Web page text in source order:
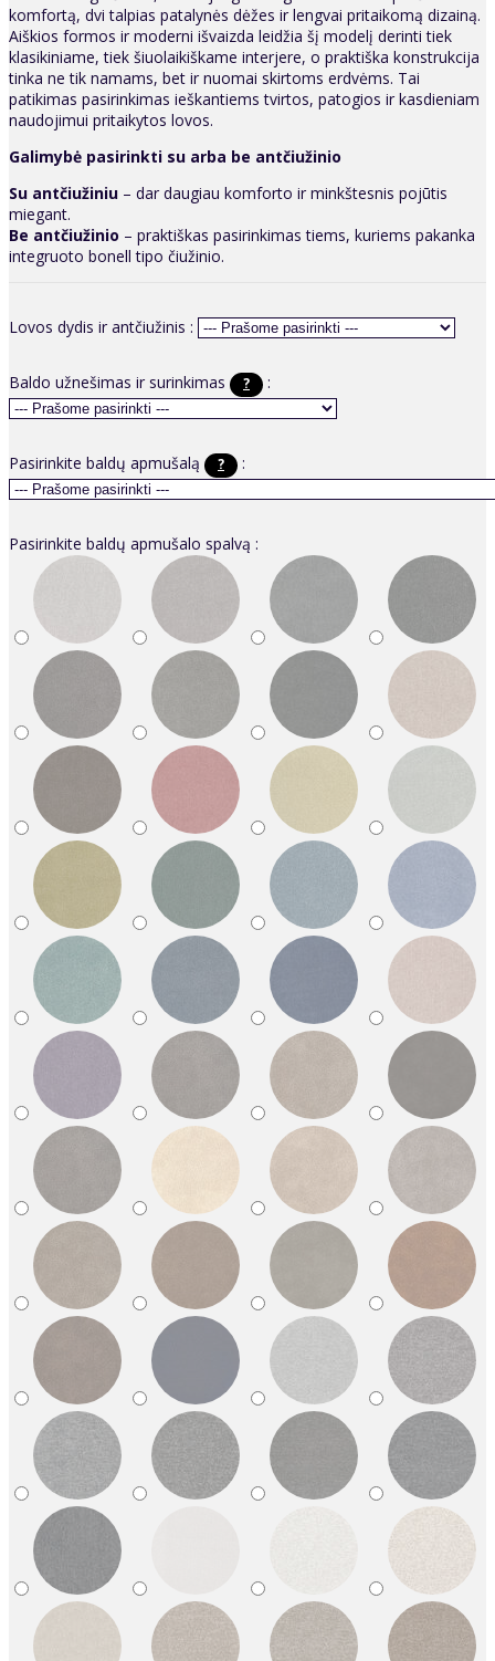
komfortą, dvi talpias patalynės dėžes ir lengvai pritaikomą dizainą.
Aiškios formos ir moderni išvaizda leidžia šį modelį derinti tiek
klasikiniame, tiek šiuolaikiškame interjere, o praktiška konstrukcija
tinka ne tik namams, bet ir nuomai skirtoms erdvėms. Tai
patikimas pasirinkimas ieškantiems tvirtos, patogios ir kasdieniam
naudojimui pritaikytos lovos.
Galimybė pasirinkti su arba be antčiužinio
Su antčiužiniu – dar daugiau komforto ir minkštesnis pojūtis
miegant.
Be antčiužinio – praktiškas pasirinkimas tiems, kuriems pakanka
integruoto bonell tipo čiužinio.
Lovos dydis ir antčiužinis :
Baldo užnešimas ir surinkimas ? :
Pasirinkite baldų apmušalą ? :
Pasirinkite baldų apmušalo spalvą :